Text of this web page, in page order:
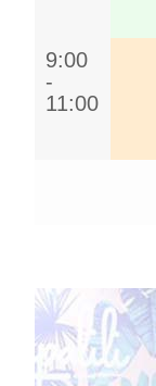
9:00
-
11:00